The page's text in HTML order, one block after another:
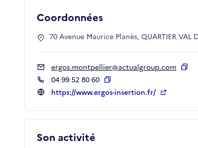
Son activité
Coordonnées
70 Avenue Maurice Planès, QUARTIER VAL
ergos.montpellier@actualgroup.com
04 99 52 80 60
Copier
https://www.ergos-insertion.fr/